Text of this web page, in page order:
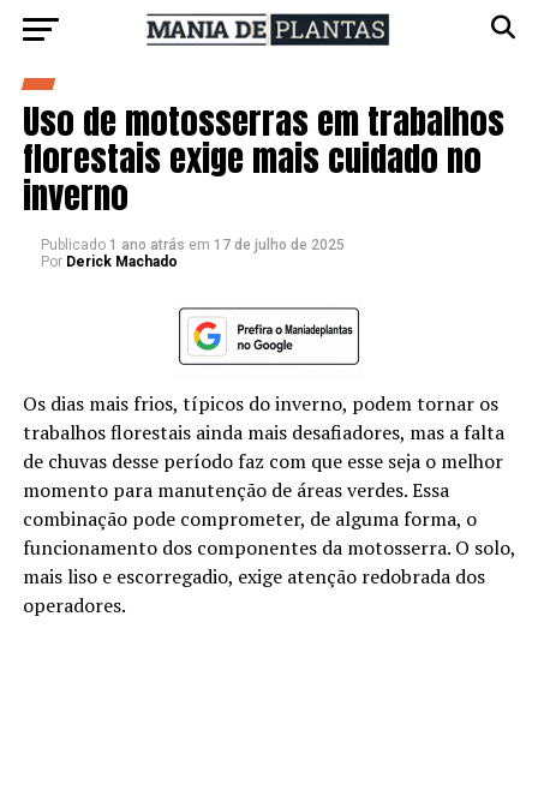
Uso de motosserras em trabalhos
florestais exige mais cuidado no
inverno
Publicado 1 ano atrás em 17 de julho de 2025
Por Derick Machado
Os dias mais frios, típicos do inverno, podem tornar os
trabalhos florestais ainda mais desafiadores, mas a falta
de chuvas desse período faz com que esse seja o melhor
momento para manutenção de áreas verdes. Essa
combinação pode comprometer, de alguma forma, o
funcionamento dos componentes da motosserra. O solo,
mais liso e escorregadio, exige atenção redobrada dos
operadores.